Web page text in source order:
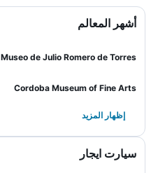
أشهر المعالم
Museo de Julio Romero de Torres
Cordoba Museum of Fine Arts
إظهار المزيد
سيارت ايجار